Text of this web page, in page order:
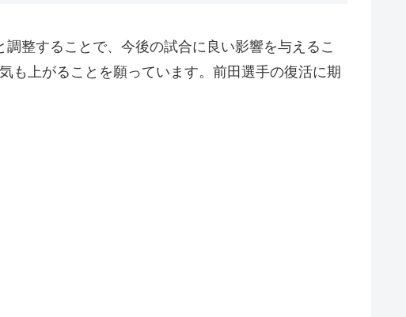
整することで、今後の試合に良い影響を与えるこ
も上がることを願っています。前田選手の復活に期